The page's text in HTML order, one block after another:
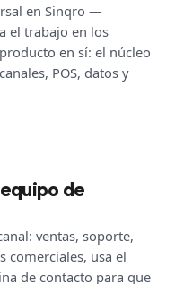
en Sinqro —
el trabajo en los
en sí: el núcleo
POS, datos y
de
ventas, soporte,
comerciales, usa el
de contacto para que